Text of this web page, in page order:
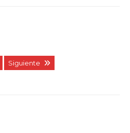
Siguiente